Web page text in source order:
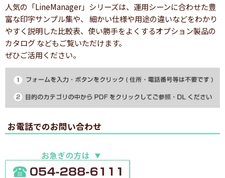
人気の「LineManager」シリーズは、運用シーンに合わせた豊
富な印字サンプル集や、 細かい仕様や用途の違いなどをわかり
やすく説明した比較表、使い勝手をよくするオプション製品の
カタログ などもご覧いただけます。
ぜひご活用ください。
お電話でのお問い合わせ